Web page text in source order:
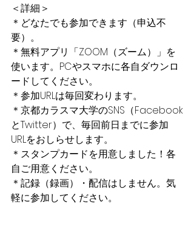
＜詳細＞
＊どなたでも参加できます（申込不
要）。
＊無料アプリ「ZOOM（ズーム）」を
使います。PCやスマホに各自ダウンロ
ードしてください。
＊参加URLは毎回変わります。
＊京都カラスマ大学のSNS（Facebook
とTwitter）で、毎回前日までに参加
URLをおしらせします。
＊スタンプカードを用意しました！各
自ご用意ください。
＊記録（録画）・配信はしません。気
軽に参加してください。